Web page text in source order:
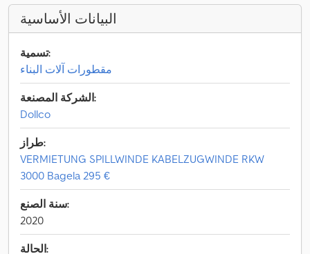
البيانات الأساسية
تسمية:
مقطورات آلات البناء
الشركة المصنعة:
Dollco
طراز:
VERMIETUNG SPILLWINDE KABELZUGWINDE RKW
3000 Bagela 295 €
سنة الصنع:
2020
الحالة: